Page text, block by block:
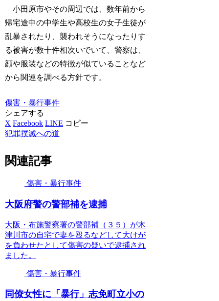
小田原市やその周辺では、数年前から
帰宅途中の中学生や高校生の女子生徒が
乱暴されたり、襲われそうになったりす
る被害が数十件相次いでいて、警察は、
顔や服装などの特徴が似ていることなど
から関連を調べる方針です。
傷害・暴行事件
シェアする
X Facebook LINE コピー
犯罪撲滅への道
関連記事
傷害・暴行事件
大阪府警の警部補を逮捕
大阪・布施警察署の警部補（３５）が木
津川市の自宅で妻を殴るなどして大けが
を負わせたとして傷害の疑いで逮捕され
ました。
傷害・暴行事件
同僚女性に「暴行」志免町立小の